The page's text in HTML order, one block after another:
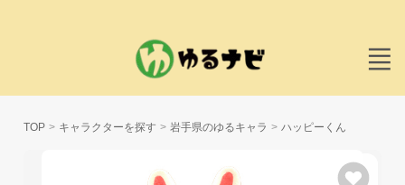
TOP キャラクターを探す 岩手県のゆるキャラ ハッピーくん